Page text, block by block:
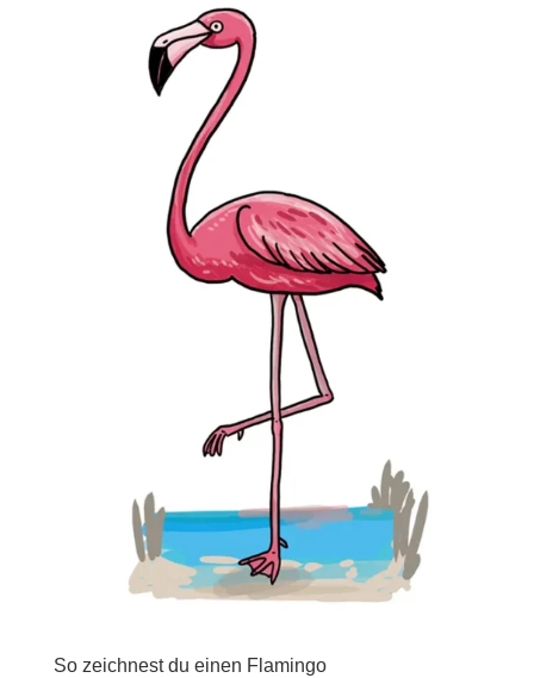
So zeichnest du einen Flamingo